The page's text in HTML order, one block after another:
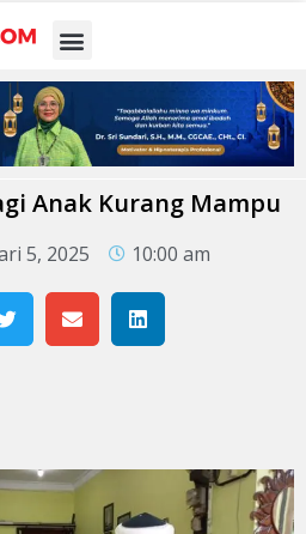
Anak Kurang Mampu
5, 2025 10:00 am